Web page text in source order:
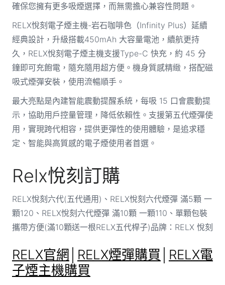
確保您擁有更多吸煙選擇，而無需擔心兼容性問題。
RELX悅刻電子煙主機-岩石咖啡色（Infinity Plus）延續
經典設計，升級搭載450mAh 大容量電池，續航更持
久，RELX悅刻電子煙主機支援Type-C 快充，約 45 分
鐘即可充飽電，隨充隨用超方便。機身質感精緻，搭配磁
吸式煙彈安裝，使用流暢順手。
最大亮點是內建智能震動提醒系統，每吸 15 口會震動提
示，協助用戶控量管理，降低依賴性。支援第五代煙彈使
用，實現跨代相容，提供更彈性的使用體驗，是追求穩
定、智能與高質感的電子煙使用者首選。
Relx悅刻訂購
RELX悅刻六代(五代通用)、RELX悅刻六代煙彈 滿5顆 一
顆120、RELX悅刻六代煙彈 滿10顆 一顆110、單顆包裝
攜帶方便(滿10顆送一根RELX五代桿子)品牌：RELX 悅刻
RELX官網 RELX煙彈購買
RELX電
子煙主機購買